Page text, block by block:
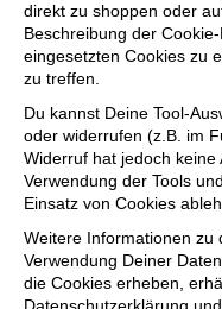
direkt zu shoppen oder
Beschreibung der
eingesetzten Cookies zu
zu treffen.
Du kannst Deine Tool-
oder widerrufen (z.B. im
Widerruf hat jedoch
Verwendung der Tools
Einsatz von Cookies
Weitere Informationen zu
Verwendung Deiner
die Cookies erheben,